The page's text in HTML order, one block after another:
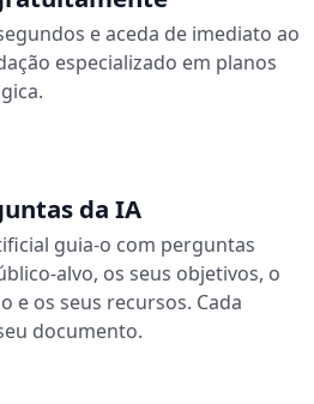
e aceda de imediato ao
especializado em planos
da IA
guia-o com perguntas
alvo, os seus objetivos, o
e os seus recursos. Cada
documento.